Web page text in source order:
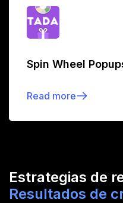
Spin Wheel
Read more
Estrategias de
Resultados de